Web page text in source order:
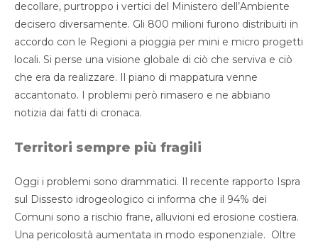
decollare, purtroppo i vertici del Ministero dell’Ambiente
decisero diversamente. Gli 800 milioni furono distribuiti in
accordo con le Regioni a pioggia per mini e micro progetti
locali. Si perse una visione globale di ciò che serviva e ciò
che era da realizzare. Il piano di mappatura venne
accantonato. I problemi però rimasero e ne abbiano
notizia dai fatti di cronaca.
Territori sempre più fragili
Oggi i problemi sono drammatici. Il recente rapporto Ispra
sul Dissesto idrogeologico ci informa che il 94% dei
Comuni sono a rischio frane, alluvioni ed erosione costiera.
Una pericolosità aumentata in modo esponenziale. Oltre